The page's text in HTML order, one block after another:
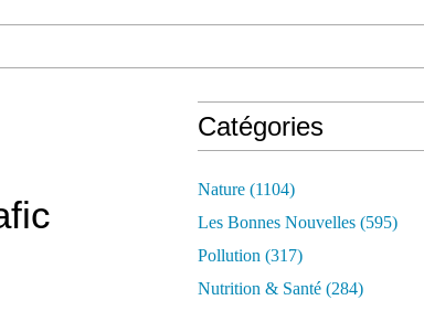
Catégories
Nature (1104)
Les Bonnes Nouvelles (595)
Pollution (317)
Nutrition & Santé (284)